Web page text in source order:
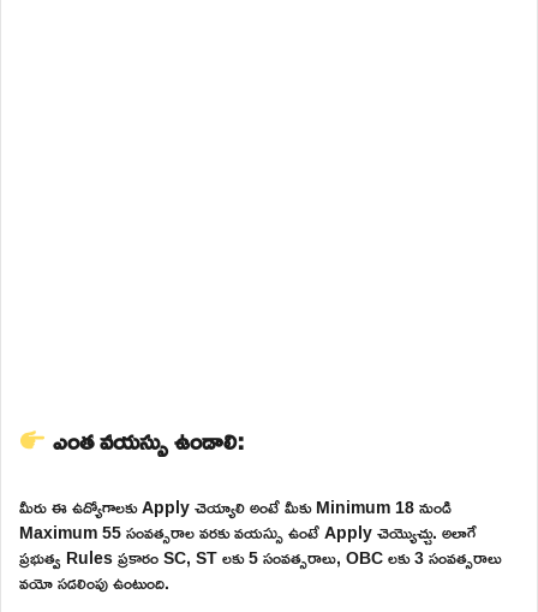
ఎంత వయస్సు ఉండాలి:
మీరు ఈ ఉద్యోగాలకు Apply చెయ్యాలి అంటే మీకు Minimum 18 నుండి
Maximum 55 సంవత్సరాల వరకు వయస్సు ఉంటే Apply చెయ్యొచ్చు. అలాగే
ప్రభుత్వ Rules ప్రకారం SC, ST లకు 5 సంవత్సరాలు, OBC లకు 3 సంవత్సరాలు
వయో సడలింపు ఉంటుంది.